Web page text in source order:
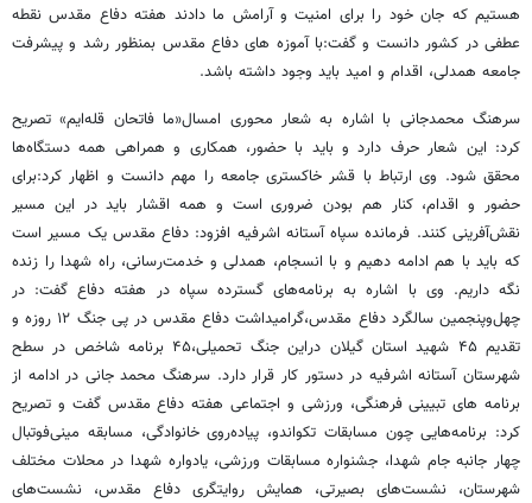
هستیم که جان خود را برای امنیت و آرامش ما دادند هفته دفاع مقدس نقطه
عطفی در کشور دانست و گفت:با آموزه های دفاع مقدس بمنظور رشد و پیشرفت
جامعه همدلی، اقدام و امید باید وجود داشته باشد.
سرهنگ محمدجانی با اشاره به شعار محوری امسال«ما فاتحان قله‌ایم» تصریح
کرد: این شعار حرف دارد و باید با حضور، همکاری و همراهی همه دستگاه‌ها
محقق شود. وی ارتباط با قشر خاکستری جامعه را مهم دانست و اظهار کرد:برای
حضور و اقدام، کنار هم بودن ضروری است و همه اقشار باید در این مسیر
نقش‌آفرینی کنند. فرمانده سپاه آستانه اشرفیه افزود: دفاع مقدس یک مسیر است
که باید با هم ادامه دهیم و با انسجام، همدلی و خدمت‌رسانی، راه شهدا را زنده
نگه داریم. وی با اشاره به برنامه‌های گسترده سپاه در هفته دفاع گفت: در
چهل‌وپنجمین سالگرد دفاع مقدس،گرامیداشت دفاع مقدس در پی جنگ ۱۲ روزه و
تقدیم ۴۵ شهید استان گیلان دراین جنگ تحمیلی،۴۵ برنامه شاخص در سطح
شهرستان آستانه اشرفیه در دستور کار قرار دارد. سرهنگ محمد جانی در ادامه از
برنامه های تبیینی فرهنگی، ورزشی و اجتماعی هفته دفاع مقدس گفت و تصریح
کرد: برنامه‌هایی چون مسابقات تکواندو، پیاده‌روی خانوادگی، مسابقه مینی‌فوتبال
چهار جانبه جام شهدا، جشنواره مسابقات ورزشی، یادواره شهدا در محلات مختلف
شهرستان، نشست‌های بصیرتی، همایش روایتگری دفاع مقدس، نشست‌های